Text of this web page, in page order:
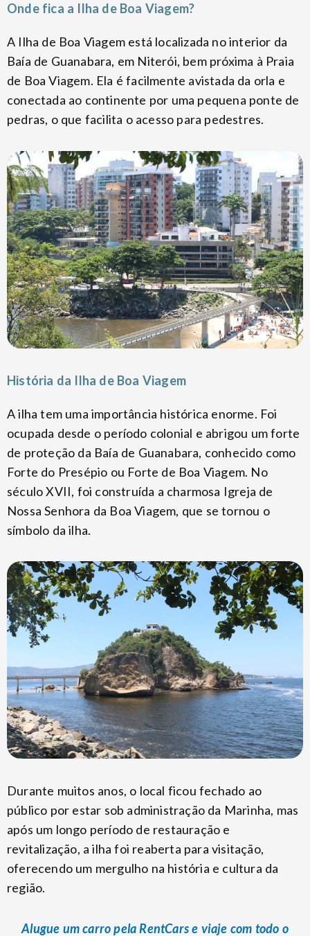
Onde fica a Ilha de Boa Viagem?
A Ilha de Boa Viagem está localizada no interior da
Baía de Guanabara, em Niterói, bem próxima à Praia
de Boa Viagem. Ela é facilmente avistada da orla e
conectada ao continente por uma pequena ponte de
pedras, o que facilita o acesso para pedestres.
História da Ilha de Boa Viagem
A ilha tem uma importância histórica enorme. Foi
ocupada desde o período colonial e abrigou um forte
de proteção da Baía de Guanabara, conhecido como
Forte do Presépio ou Forte de Boa Viagem. No
século XVII, foi construída a charmosa Igreja de
Nossa Senhora da Boa Viagem, que se tornou o
símbolo da ilha.
Durante muitos anos, o local ficou fechado ao
público por estar sob administração da Marinha, mas
após um longo período de restauração e
revitalização, a ilha foi reaberta para visitação,
oferecendo um mergulho na história e cultura da
região.
Alugue um carro pela RentCars e viaje com todo o